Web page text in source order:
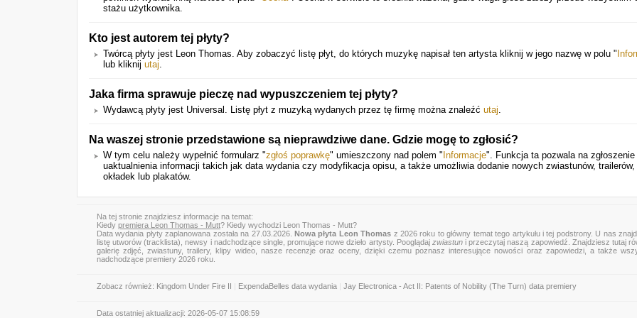
stażu użytkownika.
Kto jest autorem tej płyty?
Twórcą płyty jest Leon Thomas. Aby zobaczyć listę płyt, do których muzykę napisał ten artysta kliknij w jego nazwę w polu "
lub kliknij utaj.
Jaka firma sprawuje pieczę nad wypuszczeniem tej płyty?
Wydawcą płyty jest Universal. Listę płyt z muzyką wydanych przez tę firmę można znaleźć utaj.
Na waszej stronie przedstawione są nieprawdziwe dane. Gdzie mogę to zgłosić?
W tym celu należy wypełnić formularz "zgłoś poprawkę" umieszczony nad polem " Informacje". Funkcja ta pozwala na zgłoszenie
uaktualnienia informacji takich jak data wydania czy modyfikacja opisu, a także umożliwia dodanie nowych zwiastunów, trailerów,
okładek lub plakatów.
Na tej stronie znajdziesz informacje na temat:
Kiedy premiera Leon Thomas - Mutt? Kiedy wychodzi Leon Thomas - Mutt?
Data wydania płyty zaplanowana została na 27.03.2026. Nowa płyta Leon Thomas z 2026 roku to główny temat tego artykułu i tej podstrony. U nas
listę utworów (tracklista), newsy i nadchodzące single, promujące nowe dzieło artysty. Pooglądaj zwiastuni przeczytaj naszą zapowiedź. Znajdziesz tutaj
galerię zdjęć, zwiastuny, trailery, klipy wideo, nasze recenzje oraz oceny, dzięki czemu poznasz interesujące nowości oraz zapowiedzi, a także
nadchodzące premiery 2026 roku.
Zobacz również: Kingdom Under Fire II ExpendaBelles data wydania Jay Electronica - Act II: Patents of Nobility (The Turn) data premiery
Data ostatniej aktualizacji: 2026-05-07 15:08:59